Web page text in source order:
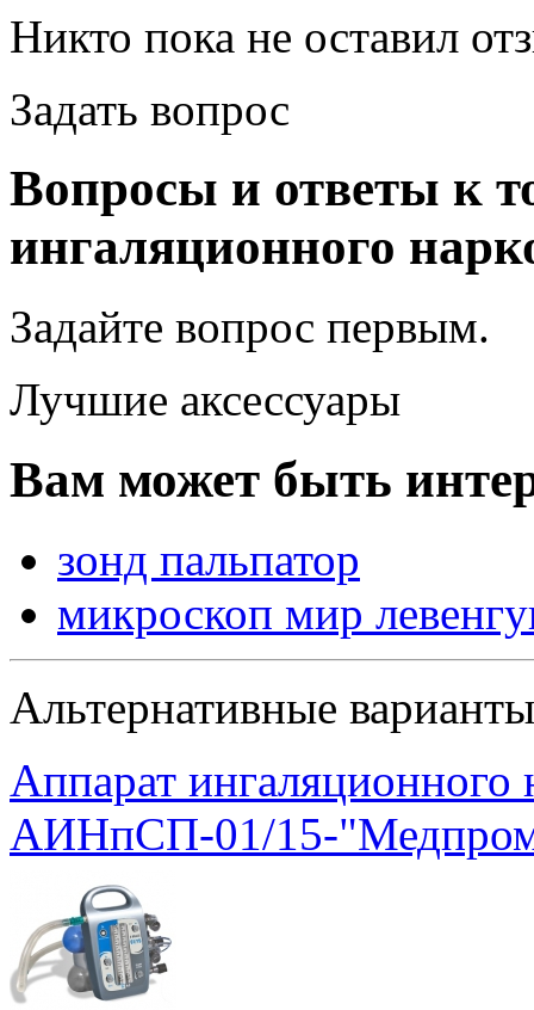
Никто пока не оставил
Задать вопрос
Вопросы и ответы к
ингаляционного
Задайте вопрос первым.
Лучшие аксессуары
Вам может быть
зонд пальпатор
микроскоп мир
Альтернативные варианты
Аппарат ингаляционного
АИНпСП-01/15-